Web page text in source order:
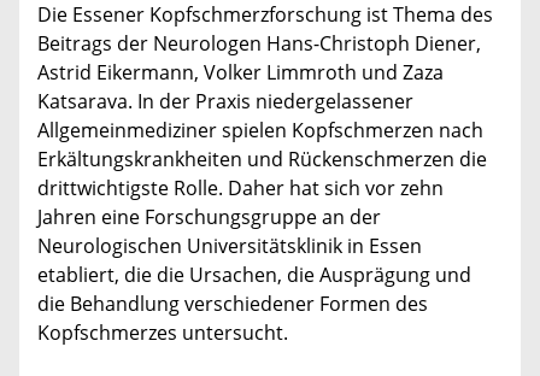
Die Essener Kopfschmerzforschung ist Thema des
Beitrags der Neurologen Hans-Christoph Diener,
Astrid Eikermann, Volker Limmroth und Zaza
Katsarava. In der Praxis niedergelassener
Allgemeinmediziner spielen Kopfschmerzen nach
Erkältungskrankheiten und Rückenschmerzen die
drittwichtigste Rolle. Daher hat sich vor zehn
Jahren eine Forschungsgruppe an der
Neurologischen Universitätsklinik in Essen
etabliert, die die Ursachen, die Ausprägung und
die Behandlung verschiedener Formen des
Kopfschmerzes untersucht.